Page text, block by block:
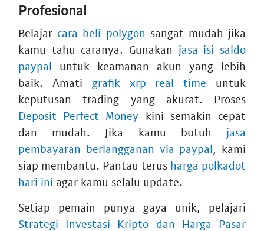
Profesional
Belajar cara beli polygon sangat mudah jika
kamu tahu caranya. Gunakan jasa isi saldo
paypal untuk keamanan akun yang lebih
baik. Amati grafik xrp real time untuk
keputusan trading yang akurat. Proses
Deposit Perfect Money kini semakin cepat
dan mudah. Jika kamu butuh jasa
pembayaran berlangganan via paypal, kami
siap membantu. Pantau terus harga polkadot
hari ini agar kamu selalu update.
Setiap pemain punya gaya unik, pelajari
Strategi Investasi Kripto dan Harga Pasar